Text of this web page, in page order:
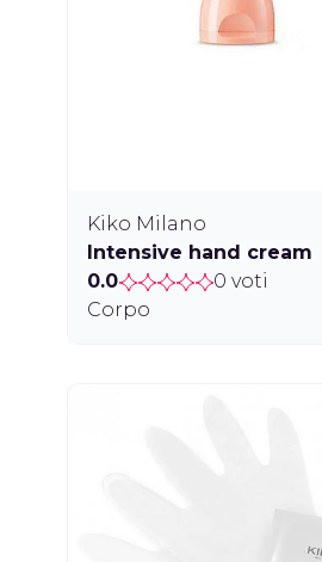
Kiko Milano
Intensive hand cream
0.0
0 voti
Corpo